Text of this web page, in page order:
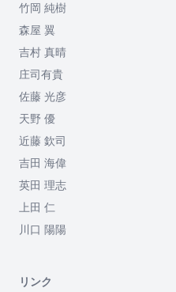
竹岡 純樹
森屋 翼
吉村 真晴
庄司有貴
佐藤 光彦
天野 優
近藤 欽司
吉田 海偉
英田 理志
上田 仁
川口 陽陽
リンク